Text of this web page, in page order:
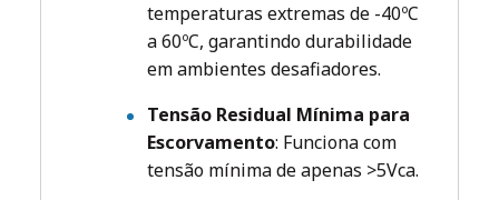
temperaturas extremas de -40ºC
a 60ºC, garantindo durabilidade
em ambientes desafiadores.
Tensão Residual Mínima para
Escorvamento: Funciona com
tensão mínima de apenas >5Vca.